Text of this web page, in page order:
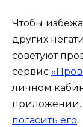
Чтобы
других
советуют
сервис
личном
приложении.
погасить его.